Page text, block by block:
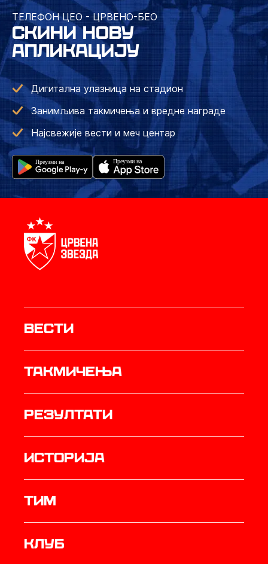
ТЕЛЕФОН ЦЕО - ЦРВЕНО-БЕО
СКИНИ НОВУ
АПЛИКАЦИЈУ
Дигитална улазница на стадион
Занимљива такмичења и вредне награде
Најсвежије вести и меч центар
Вести
Такмичења
резултати
историја
ТИМ
Клуб